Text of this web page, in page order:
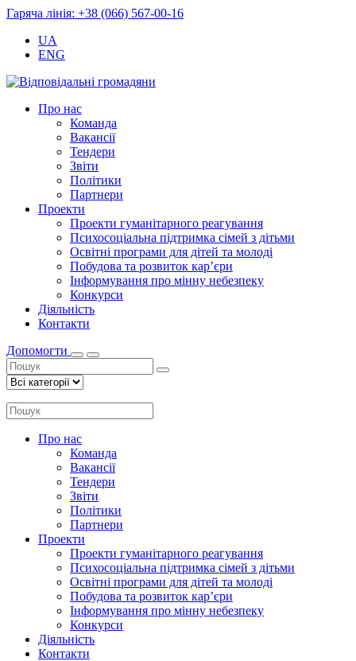
Гаряча лінія: +38 (066) 567-00-16
UA
ENG
Про нас
Команда
Вакансії
Тендери
Звіти
Політики
Партнери
Проекти
Проекти гуманітарного реагування
Психосоціальна підтримка сімей з дітьми
Освітні програми для дітей та молоді
Побудова та розвиток кар’єри
Інформування про мінну небезпеку
Конкурси
Діяльність
Контакти
Допомогти
Про нас
Команда
Вакансії
Тендери
Звіти
Політики
Партнери
Проекти
Проекти гуманітарного реагування
Психосоціальна підтримка сімей з дітьми
Освітні програми для дітей та молоді
Побудова та розвиток кар’єри
Інформування про мінну небезпеку
Конкурси
Діяльність
Контакти